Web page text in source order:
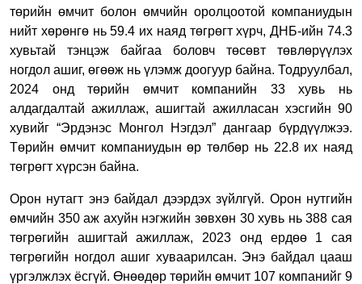
төрийн өмчит болон өмчийн оролцоотой компаниудын
нийт хөрөнгө нь 59.4 их наяд төгрөгт хүрч, ДНБ-ийн 74.3
хувьтай тэнцэж байгаа боловч төсөвт төвлөрүүлэх
ногдол ашиг, өгөөж нь үлэмж доогуур байна. Тодруулбал,
2024 онд төрийн өмчит компанийн 33 хувь нь
алдагдалтай ажиллаж, ашигтай ажилласан хэсгийн 90
хувийг “Эрдэнэс Монгол Нэгдэл” дангаар бүрдүүлжээ.
Төрийн өмчит компаниудын өр төлбөр нь 22.8 их наяд
төгрөгт хүрсэн байна.
Орон нутагт энэ байдал дээрдэх зүйлгүй. Орон нутгийн
өмчийн 350 аж ахуйн нэгжийн зөвхөн 30 хувь нь 388 сая
төгрөгийн ашигтай ажиллаж, 2023 онд ердөө 1 сая
төгрөгийн ногдол ашиг хуваарилсан. Энэ байдал цааш
үргэлжлэх ёсгүй. Өнөөдөр төрийн өмчит 107 компанийг 9